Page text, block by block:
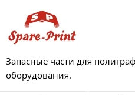
Запасные части для
оборудования.